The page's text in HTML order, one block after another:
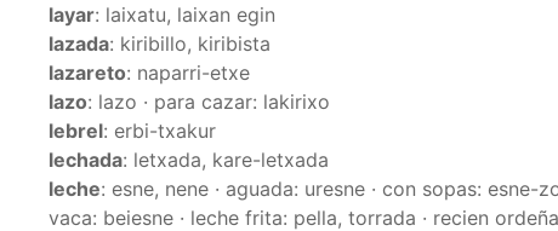
layar: laixatu, laixan egin
lazada: kiribillo, kiribista
lazareto: naparri-etxe
lazo: lazo · para cazar: lakirixo
lebrel: erbi-txakur
lechada: letxada, kare-letxada
leche: esne, nene · aguada: uresne · con sopas:
vaca: beiesne · leche frita: pella, torrada · recien